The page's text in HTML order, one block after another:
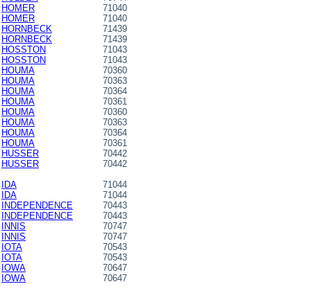
HOMER
71040
HOMER
71040
HORNBECK
71439
HORNBECK
71439
HOSSTON
71043
HOSSTON
71043
HOUMA
70360
HOUMA
70363
HOUMA
70364
HOUMA
70361
HOUMA
70360
HOUMA
70363
HOUMA
70364
HOUMA
70361
HUSSER
70442
HUSSER
70442
IDA
71044
IDA
71044
INDEPENDENCE
70443
INDEPENDENCE
70443
INNIS
70747
INNIS
70747
IOTA
70543
IOTA
70543
IOWA
70647
IOWA
70647